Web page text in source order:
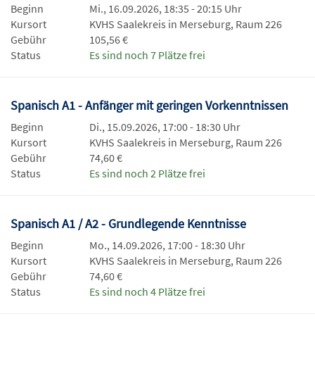
Beginn
Mi., 16.09.2026, 18:35 - 20:15 Uhr
Kursort
KVHS Saalekreis in Merseburg, Raum 226
Gebühr
105,56 €
Status
Es sind noch 7 Plätze frei
Spanisch A1 - Anfänger mit geringen Vorkenntnissen
Beginn
Di., 15.09.2026, 17:00 - 18:30 Uhr
Kursort
KVHS Saalekreis in Merseburg, Raum 226
Gebühr
74,60 €
Status
Es sind noch 2 Plätze frei
Spanisch A1 / A2 - Grundlegende Kenntnisse
Beginn
Mo., 14.09.2026, 17:00 - 18:30 Uhr
Kursort
KVHS Saalekreis in Merseburg, Raum 226
Gebühr
74,60 €
Status
Es sind noch 4 Plätze frei